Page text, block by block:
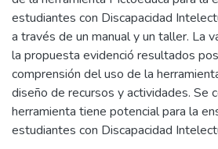
estudiantes con Discapacidad
a través de un manual y un taller. La
la propuesta evidenció resultados
comprensión del uso de la
diseño de recursos y actividades. Se
herramienta tiene potencial para la
estudiantes con Discapacidad